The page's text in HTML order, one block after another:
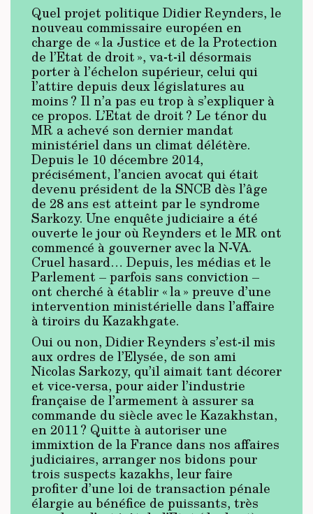
Quel projet politique Didier Reynders, le
nouveau commissaire européen en
charge de « la Justice et de la Protection
de l’Etat de droit », va-t-il désormais
porter à l’échelon supérieur, celui qui
l’attire depuis deux législatures au
moins ? Il n’a pas eu trop à s’expliquer à
ce propos. L’Etat de droit ? Le ténor du
MR a achevé son dernier mandat
ministériel dans un climat délétère.
Depuis le 10 décembre 2014,
précisément, l’ancien avocat qui était
devenu président de la SNCB dès l’âge
de 28 ans est atteint par le syndrome
Sarkozy. Une enquête judiciaire a été
ouverte le jour où Reynders et le MR ont
commencé à gouverner avec la N-VA.
Cruel hasard… Depuis, les médias et le
Parlement – parfois sans conviction –
ont cherché à établir « la » preuve d’une
intervention ministérielle dans l’affaire
à tiroirs du Kazakhgate.
Oui ou non, Didier Reynders s’est-il mis
aux ordres de l’Elysée, de son ami
Nicolas Sarkozy, qu’il aimait tant décorer
et vice-versa, pour aider l’industrie
française de l’armement à assurer sa
commande du siècle avec le Kazakhstan,
en 2011 ? Quitte à autoriser une
immixtion de la France dans nos affaires
judiciaires, arranger nos bidons pour
trois suspects kazakhs, leur faire
profiter d’une loi de transaction pénale
élargie au bénéfice de puissants, très